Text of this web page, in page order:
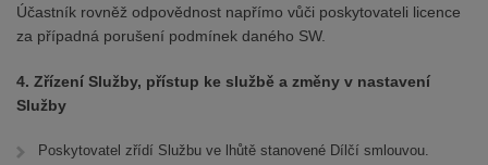
Účastník rovněž odpovědnost napřímo vůči poskytovateli licence
za případná porušení podmínek daného SW.
4. Zřízení Služby, přístup ke službě a změny v nastavení
Služby
Poskytovatel zřídí Službu ve lhůtě stanovené Dílčí smlouvou.